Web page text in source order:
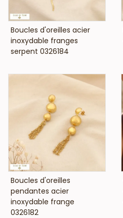
VOIR LE PRIX
Boucles d'oreilles acier
inoxydable franges
serpent 0326184
VOIR LE PRIX
Boucles d'oreilles
pendantes acier
inoxydable frange
0326182